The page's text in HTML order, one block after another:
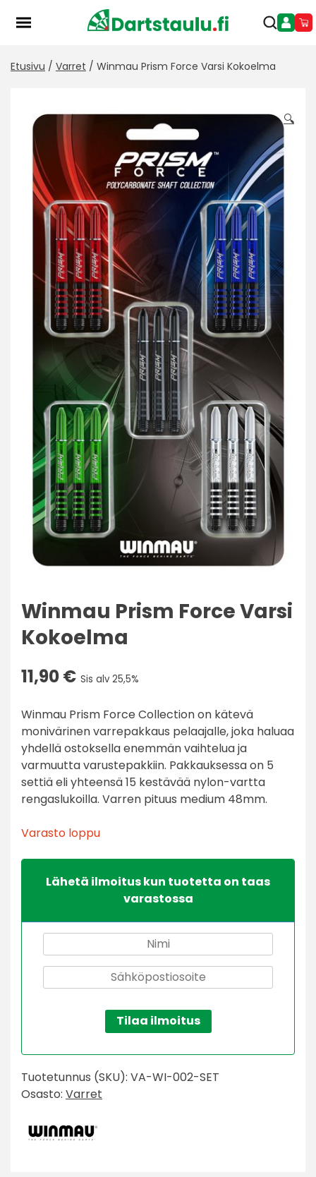
Etusivu / Varret / Winmau Prism Force Varsi Kokoelma
🔍
Winmau Prism Force Varsi
Kokoelma
11,90€ Sis alv 25,5%
Winmau Prism Force Collection on kätevä
monivärinen varrepakkaus pelaajalle, joka haluaa
yhdellä ostoksella enemmän vaihtelua ja
varmuutta varustepakkiin. Pakkauksessa on 5
settiä eli yhteensä 15 kestävää nylon-vartta
rengaslukoilla. Varren pituus medium 48mm.
Varasto loppu
Lähetä ilmoitus kun tuotetta on taas
varastossa
Tilaa ilmoitus
Tuotetunnus (SKU): VA-WI-002-SET
Osasto: Varret